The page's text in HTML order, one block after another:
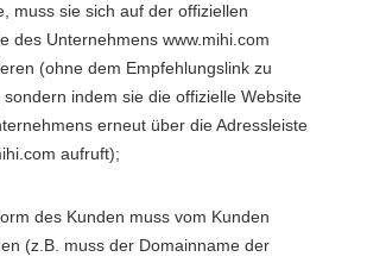
muss sie sich auf der offiziellen
des Unternehmens www.mihi.com
(ohne dem Empfehlungslink zu
sondern indem sie die offizielle Website
erneut über die Adressleiste
aufruft);
des Kunden muss vom Kunden
(z.B. muss der Domainname der